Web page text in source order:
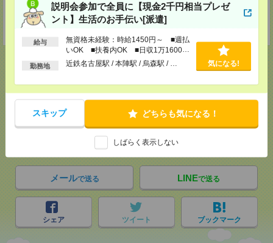
説明会参加で全員に【現金2千円相当プレゼ
ント】生活のお手伝い[派遣]
給与
無資格未経験：時給1450円～ ■週払
いOK ■扶養内OK ■日収1万1600円
以上
勤務地 近鉄名古屋駅 / 本陣駅 / 烏森駅 / … 気になる!
スキップ どちらも気になる！
しばらく表示しない
登録交通費
★今ならご来社登録でQUOカード2000円分をプレゼント中★
応募ページへ
気になる！
メールで送る LINEで送る
シェア ツイート ブックマーク